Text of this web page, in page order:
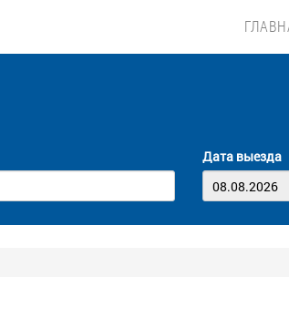
Дата выезда